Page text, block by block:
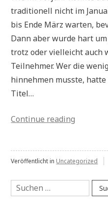
traditionell nicht im
bis Ende März warten,
Dann aber wurde hart
trotz oder vielleicht auch
Teilnehmer. Wer die
hinnehmen musste,
Titel…
Continue reading
Veröffentlicht in Uncategorized
Suchen
nach: